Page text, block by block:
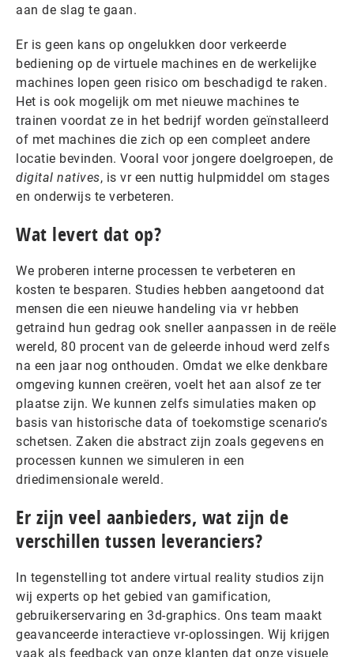
aan de slag te gaan.
Er is geen kans op ongelukken door verkeerde
bediening op de virtuele machines en de werkelijke
machines lopen geen risico om beschadigd te raken.
Het is ook mogelijk om met nieuwe machines te
trainen voordat ze in het bedrijf worden geïnstalleerd
of met machines die zich op een compleet andere
locatie bevinden. Vooral voor jongere doelgroepen, de
digital natives, is vr een nuttig hulpmiddel om stages
en onderwijs te verbeteren.
Wat levert dat op?
We proberen interne processen te verbeteren en
kosten te besparen. Studies hebben aangetoond dat
mensen die een nieuwe handeling via vr hebben
getraind hun gedrag ook sneller aanpassen in de reële
wereld, 80 procent van de geleerde inhoud werd zelfs
na een jaar nog onthouden. Omdat we elke denkbare
omgeving kunnen creëren, voelt het aan alsof ze ter
plaatse zijn. We kunnen zelfs simulaties maken op
basis van historische data of toekomstige scenario’s
schetsen. Zaken die abstract zijn zoals gegevens en
processen kunnen we simuleren in een
driedimensionale wereld.
Er zijn veel aanbieders, wat zijn de
verschillen tussen leveranciers?
In tegenstelling tot andere virtual reality studios zijn
wij experts op het gebied van gamification,
gebruikerservaring en 3d-graphics. Ons team maakt
geavanceerde interactieve vr-oplossingen. Wij krijgen
vaak als feedback van onze klanten dat onze visuele